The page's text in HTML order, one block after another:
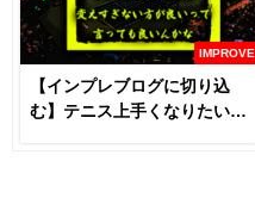
IMPROVE
【インプレブログに切り込
む】テニス上手くなりたいな